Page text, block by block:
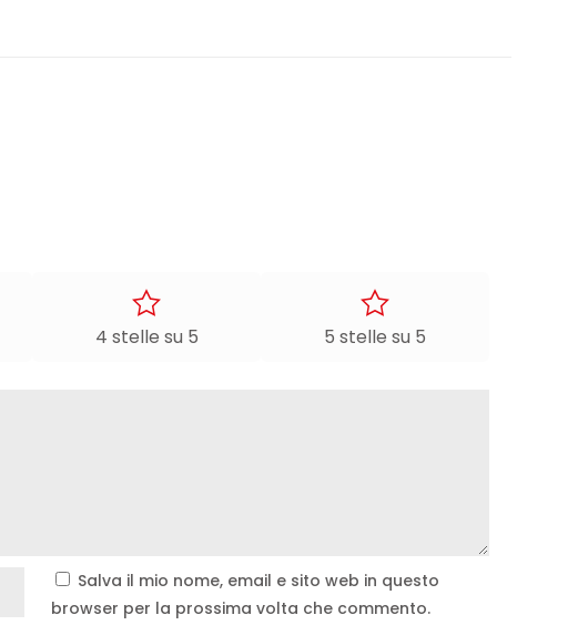
4 stelle su 5 5 stelle su 5
Salva il mio nome, email e sito web in questo
browser per la prossima volta che commento.